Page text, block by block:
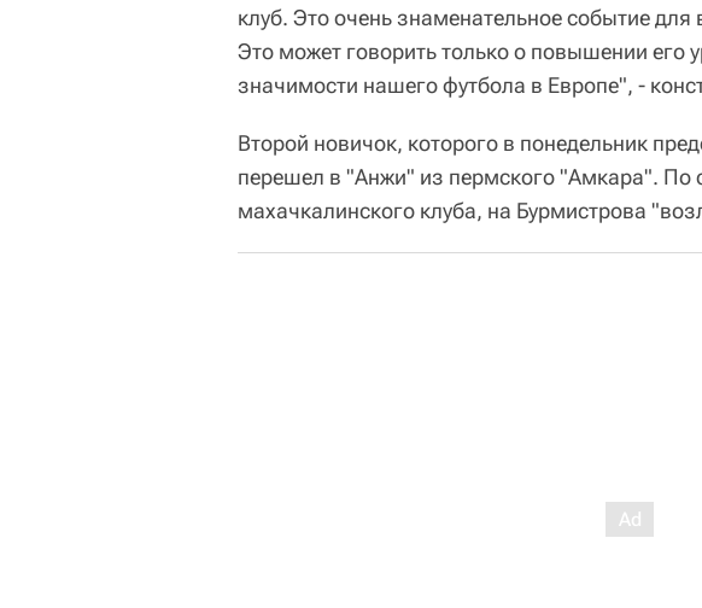
клуб. Это очень знаменательное событие для
Это может говорить только о повышении его
значимости нашего футбола в Европе", -
Второй новичок, которого в понедельник
перешел в "Анжи" из пермского "Амкара". По
махачкалинского клуба, на Бурмистрова